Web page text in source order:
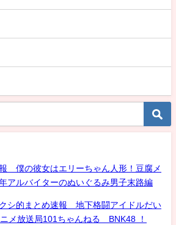
僕の彼女はエリーちゃん人形！豆腐メ
アルバイターのぬいぐるみ男子末路編
シ的まとめ速報 地下格闘アイドルだい
メ放送局101ちゃんねる BNK48 ！